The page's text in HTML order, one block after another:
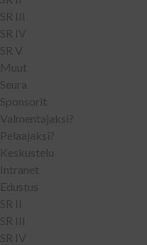
SR III
SR IV
SR V
Muut
Seura
Sponsorit
Valmentajaksi?
Pelaajaksi?
Keskustelu
Intranet
Edustus
SR II
SR III
SR IV